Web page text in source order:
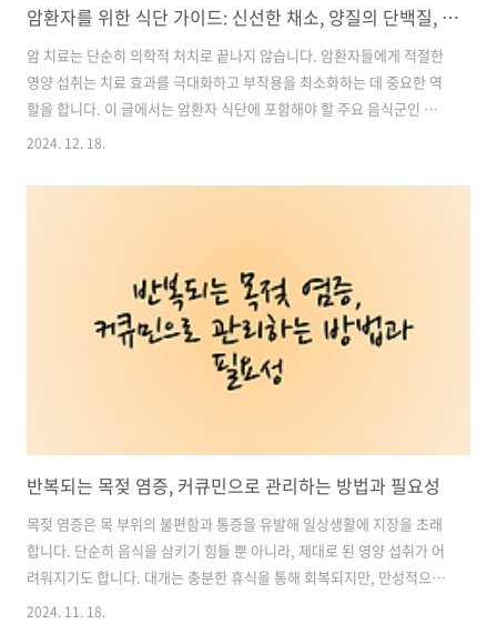
암환자를 위한 식단 가이드: 신선한 채소, 양질의 단백질, 통곡물, 그리고 커큐민의 효능
암 치료는 단순히 의학적 처치로 끝나지 않습니다. 암환자들에게 적절한
영양 섭취는 치료 효과를 극대화하고 부작용을 최소화하는 데 중요한 역
할을 합니다. 이 글에서는 암환자 식단에 포함해야 할 주요 음식군인 신
선한 채소와 과일, 양질의 단백질, 통곡물과 견과류, 그리고 강황에서 추
습니다. 목차1. 신선한 채소와 과일: 항산화 성분의 보고 2. 양질의 단백
천, 구매 바로가기1. 신선한 채소와 과일: 항산화 성분의 보고채소와 과
일의 특징과 효능암환자 식단에서 채소와 과일은 필수적인 요소입니..
2024. 12. 18.
반복되는 목젖 염증, 커큐민으로 관리하는 방법과 필요성
목젖 염증은 목 부위의 불편함과 통증을 유발해 일상생활에 지장을 초래
합니다. 단순히 음식을 삼키기 힘들 뿐 아니라, 제대로 된 영양 섭취가 어
려워지기도 합니다. 대개는 충분한 휴식을 통해 회복되지만, 만성적으로
반복되는 염증은 보다 체계적인 관리가 필요합니다.대표적인 염증성 질
2024. 11. 18.